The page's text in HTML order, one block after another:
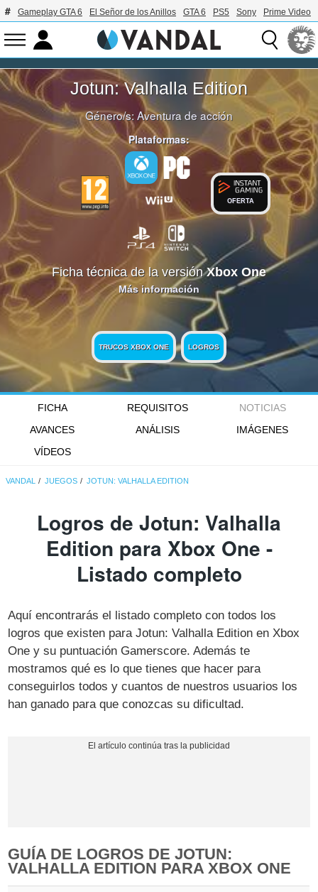
Gameplay GTA 6 El Señor de los Anillos GTA 6 PS5 Sony Prime Video
Jotun: Valhalla Edition
Género/s:Aventura de acción
Plataformas:
OFERTA
Ficha técnica de la versiónXbox One
Más información
TRUCOS XBOX ONE LOGROS
FICHA REQUISITOS
NOTICIAS
AVANCES
ANÁLISIS
IMÁGENES
VÍDEOS
VANDAL JUEGOS JOTUN: VALHALLA EDITION
Logros de Jotun: Valhalla
Edition para Xbox One -
Listado completo
Aquí encontrarás el listado completo con todos los
logros que existen para Jotun: Valhalla Edition en Xbox
One y su puntuación Gamerscore. Además te
mostramos qué es lo que tienes que hacer para
conseguirlos todos y cuantos de nuestros usuarios los
han ganado para que conozcas su dificultad.
GUÍA DE LOGROS DE JOTUN:
VALHALLA EDITION PARA XBOX ONE